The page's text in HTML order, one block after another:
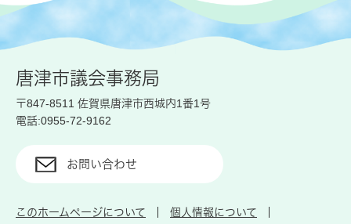
唐津市議会事務局
〒847-8511 佐賀県唐津市西城内1番1号
電話:0955-72-9162
お問い合わせ
このホームページについて 個人情報について